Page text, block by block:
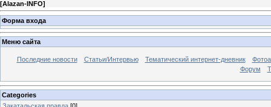
[Alazan-INFO]
Форма входа
Меню сайта
Последние новости Статьи/Интервью Тематический интернет-дневник
Форум
Categories